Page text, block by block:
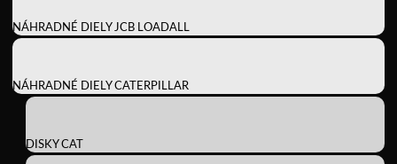
NÁHRADNÉ DIELY JCB LOADALL
NÁHRADNÉ DIELY CATERPILLAR
DISKY CAT